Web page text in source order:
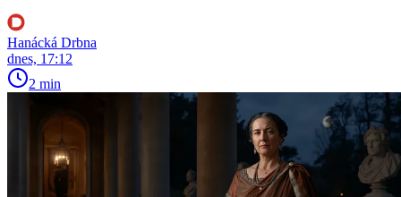
Hanácká Drbna
dnes, 17:12
2 min